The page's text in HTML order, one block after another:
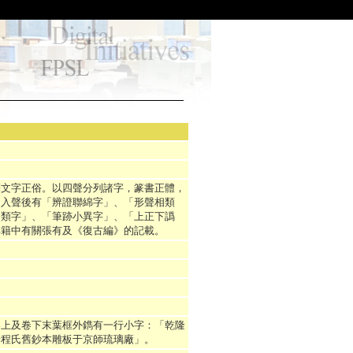
字正俗。以四聲分列諸字，篆書正體，
聲後有「辨證聯綿字」、「形聲相類
字」、「筆跡小異字」、「上正下譌
中有關張有及《復古編》的記載。
及卷下末葉框外鐫有一行小字：「乾隆
氏舊鈔本雕板于京師琉璃廠」。